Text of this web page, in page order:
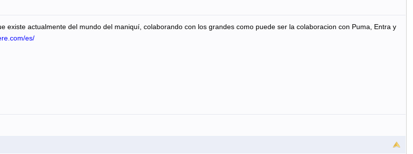
existe actualmente del mundo del maniquí, colaborando con los grandes como puede ser la colaboracion con Puma, Entra y
es/